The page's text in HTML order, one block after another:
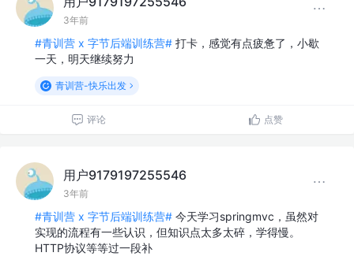
3年前
#青训营 x 字节后端训练营# 打卡，感觉有点疲惫了，小歇
一天，明天继续努力
青训营-快乐出发
评论 点赞
用户9179197255546
3年前
#青训营 x 字节后端训练营# 今天学习springmvc，虽然对
实现的流程有一些认识，但知识点太多太碎，学得慢。
HTTP协议等等过一段补